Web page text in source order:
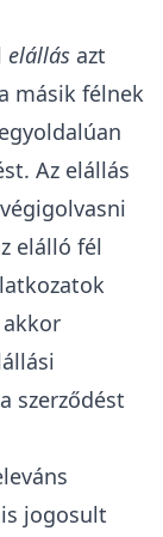
elállás azt
másik félnek
Az elállás
elálló fél
szerződést
jogosult